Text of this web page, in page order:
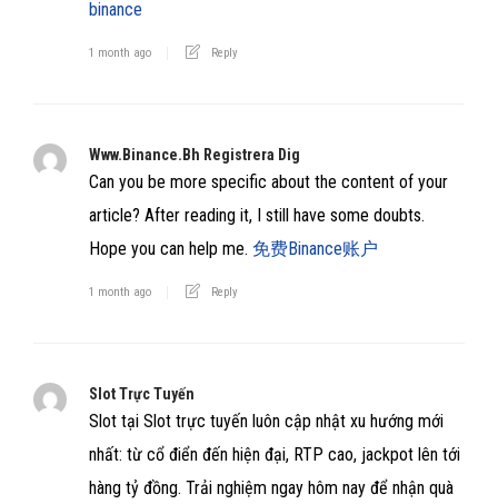
binance
1 month ago Reply
Www.binance.bh Registrera Dig
Can you be more specific about the content of your
article? After reading it, I still have some doubts.
Hope you can help me. 免费Binance账户
1 month ago Reply
Slot Trực Tuyến
Slot tại Slot trực tuyến luôn cập nhật xu hướng mới
nhất: từ cổ điển đến hiện đại, RTP cao, jackpot lên tới
hàng tỷ đồng. Trải nghiệm ngay hôm nay để nhận quà